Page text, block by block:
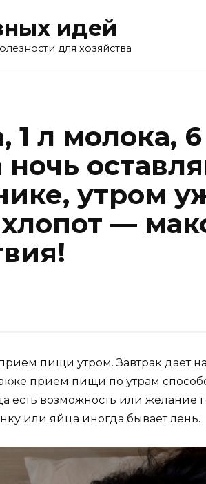
идей
для хозяйства
1 л молока,
ночь
утром
—
пищи утром. Завтрак дает
прием пищи по утрам
есть возможность или желание
или яйца иногда бывает лень.